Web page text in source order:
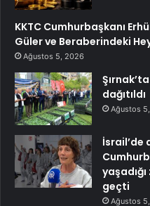
KKTC Cumhurbaşkanı
Güler ve Beraberindeki
Ağustos 5, 2026
dağıtıldı
Ağustos
İsrail’de
geçti
Ağustos